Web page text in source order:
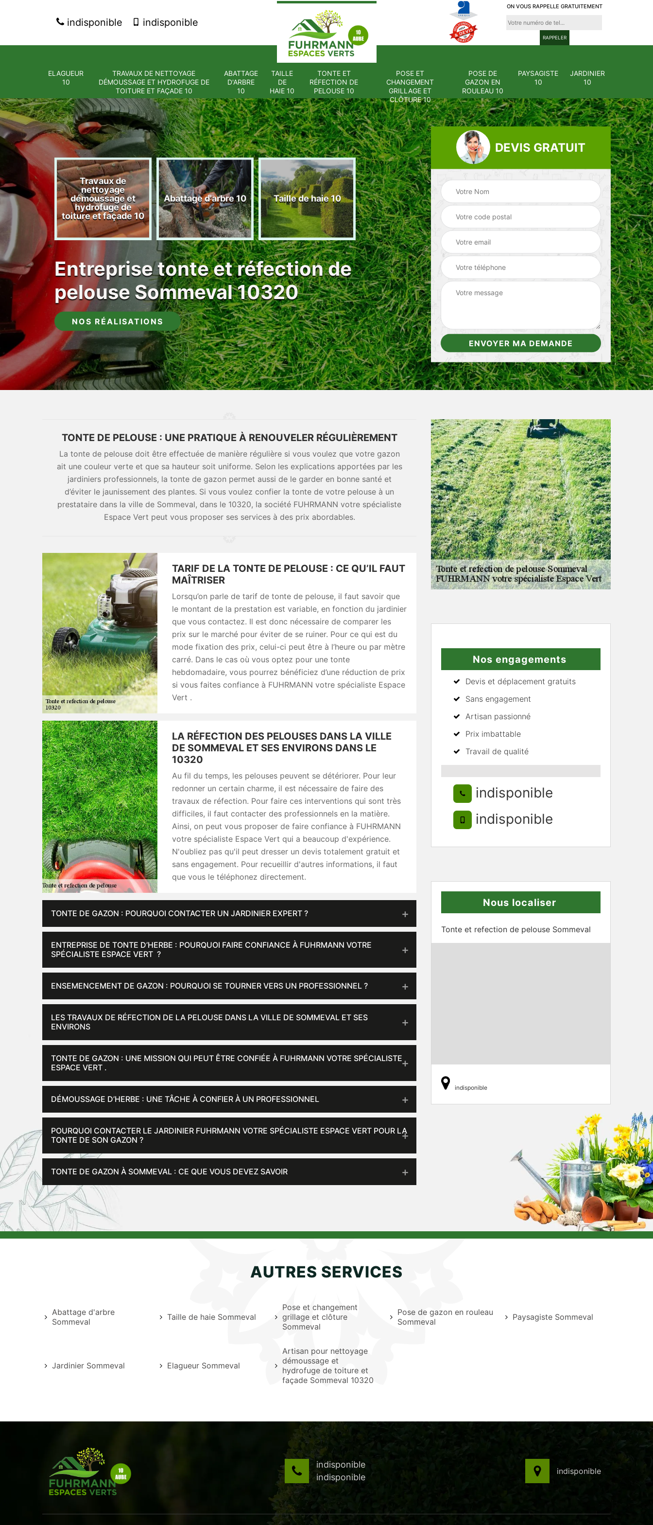
indisponible indisponible
ON VOUS RAPPELLE GRATUITEMENT
ELAGUEUR
10
TRAVAUX DE NETTOYAGE
DÉMOUSSAGE ET HYDROFUGE DE
TOITURE ET FAÇADE 10
ABATTAGE
D'ARBRE
10
TAILLE
DE
HAIE 10
TONTE ET
RÉFECTION DE
PELOUSE 10
POSE ET
CHANGEMENT
GRILLAGE ET
CLÔTURE 10
POSE DE
GAZON EN
ROULEAU 10
PAYSAGISTE
10
JARDINIER
10
10
Travaux de
nettoyage
démoussage et
hydrofuge de
toiture et façade 10
Abattage d'arbre 10 Taille de haie 10
Tonte et réfection
de pelouse 10
changement
grillage et clôture
10
Pose de gazon en
rouleau 10
Entreprise tonte et réfection de
pelouse Sommeval 10320
NOS RÉALISATIONS
DEVIS GRATUIT
TONTE DE PELOUSE : UNE PRATIQUE À RENOUVELER RÉGULIÈREMENT
La tonte de pelouse doit être effectuée de manière régulière si vous voulez que votre gazon
ait une couleur verte et que sa hauteur soit uniforme. Selon les explications apportées par les
jardiniers professionnels, la tonte de gazon permet aussi de le garder en bonne santé et
d’éviter le jaunissement des plantes. Si vous voulez confier la tonte de votre pelouse à un
prestataire dans la ville de Sommeval, dans le 10320, la société FUHRMANN votre spécialiste
Espace Vert peut vous proposer ses services à des prix abordables.
TARIF DE LA TONTE DE PELOUSE : CE QU’IL FAUT
MAÎTRISER
Lorsqu’on parle de tarif de tonte de pelouse, il faut savoir que
le montant de la prestation est variable, en fonction du jardinier
que vous contactez. Il est donc nécessaire de comparer les
prix sur le marché pour éviter de se ruiner. Pour ce qui est du
mode fixation des prix, celui-ci peut être à l’heure ou par mètre
carré. Dans le cas où vous optez pour une tonte
hebdomadaire, vous pourrez bénéficiez d’une réduction de prix
si vous faites confiance à FUHRMANN votre spécialiste Espace
Vert .
LA RÉFECTION DES PELOUSES DANS LA VILLE
DE SOMMEVAL ET SES ENVIRONS DANS LE
10320
Au fil du temps, les pelouses peuvent se détériorer. Pour leur
redonner un certain charme, il est nécessaire de faire des
travaux de réfection. Pour faire ces interventions qui sont très
difficiles, il faut contacter des professionnels en la matière.
Ainsi, on peut vous proposer de faire confiance à FUHRMANN
votre spécialiste Espace Vert qui a beaucoup d'expérience.
N'oubliez pas qu'il peut dresser un devis totalement gratuit et
sans engagement. Pour recueillir d'autres informations, il faut
que vous le téléphonez directement.
TONTE DE GAZON : POURQUOI CONTACTER UN JARDINIER EXPERT ?
ENTREPRISE DE TONTE D’HERBE : POURQUOI FAIRE CONFIANCE À FUHRMANN VOTRE
SPÉCIALISTE ESPACE VERT ?
ENSEMENCEMENT DE GAZON : POURQUOI SE TOURNER VERS UN PROFESSIONNEL ?
LES TRAVAUX DE RÉFECTION DE LA PELOUSE DANS LA VILLE DE SOMMEVAL ET SES
ENVIRONS
TONTE DE GAZON : UNE MISSION QUI PEUT ÊTRE CONFIÉE À FUHRMANN VOTRE SPÉCIALISTE
ESPACE VERT .
DÉMOUSSAGE D’HERBE : UNE TÂCHE À CONFIER À UN PROFESSIONNEL
POURQUOI CONTACTER LE JARDINIER FUHRMANN VOTRE SPÉCIALISTE ESPACE VERT POUR LA
TONTE DE SON GAZON ?
TONTE DE GAZON À SOMMEVAL : CE QUE VOUS DEVEZ SAVOIR
Nos engagements
Devis et déplacement gratuits
Sans engagement
Artisan passionné
Prix imbattable
Travail de qualité
indisponible
indisponible
Nous localiser
Tonte et refection de pelouse Sommeval
indisponible
AUTRES SERVICES
Abattage d'arbre
Sommeval
Taille de haie Sommeval
Pose et changement
grillage et clôture
Sommeval
Pose de gazon en rouleau
Sommeval
Paysagiste Sommeval
Jardinier Sommeval Elagueur Sommeval
Artisan pour nettoyage
démoussage et
hydrofuge de toiture et
façade Sommeval 10320
indisponible
indisponible
indisponible